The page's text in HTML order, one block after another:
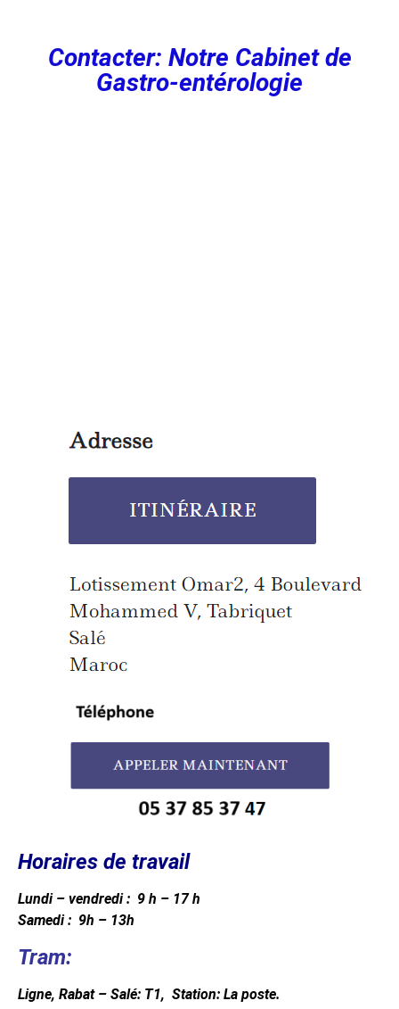
Contacter: Notre Cabinet de
Gastro-entérologie
Horaires de travail
Lundi – vendredi : 9 h – 17 h
Samedi : 9h – 13h
Tram:
Ligne, Rabat – Salé: T1, Station: La poste.